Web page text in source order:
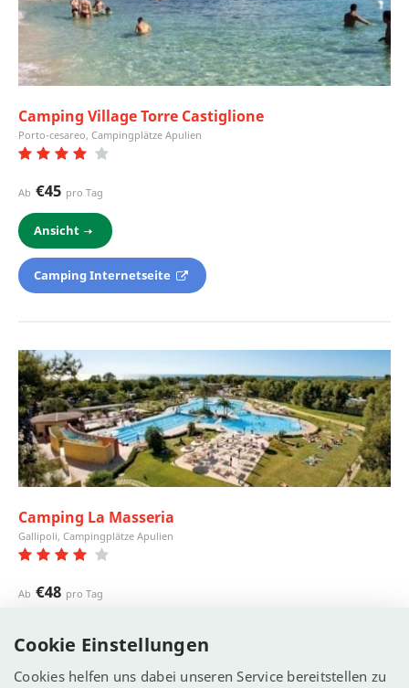
Camping Village Torre Castiglione
Porto-cesareo, Campingplätze Apulien
Ab €45 pro Tag
Ansicht
Camping Internetseite
Camping La Masseria
Gallipoli, Campingplätze Apulien
Ab €48 pro Tag
Camping Internetseite
Cookie Einstellungen
Cookies helfen uns dabei unseren Service bereitstellen zu